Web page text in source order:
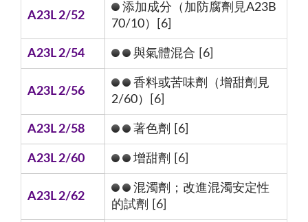
A23L 2/52
添加成分（加防腐劑見A23B
70/10）[6]
A23L 2/54 與氣體混合 [6]
A23L 2/56
香料或苦味劑（增甜劑見
2/60）[6]
A23L 2/58 著色劑 [6]
A23L 2/60 增甜劑 [6]
A23L 2/62
混濁劑；改進混濁安定性
的試劑 [6]